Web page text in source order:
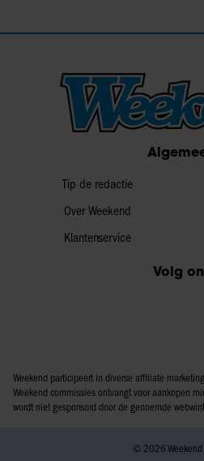
Tip de redactie
Over Weekend
Klantenservice
Volg
Weekend participeert in diverse affiliate
Weekend commissies ontvangt voor aankopen
wordt niet gesponsord door de genoemde
© 2026 Weekend